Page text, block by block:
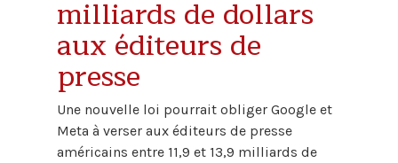
milliards de dollars
aux éditeurs de
presse
Une nouvelle loi pourrait obliger Google et
Meta à verser aux éditeurs de presse
américains entre 11,9 et 13,9 milliards de